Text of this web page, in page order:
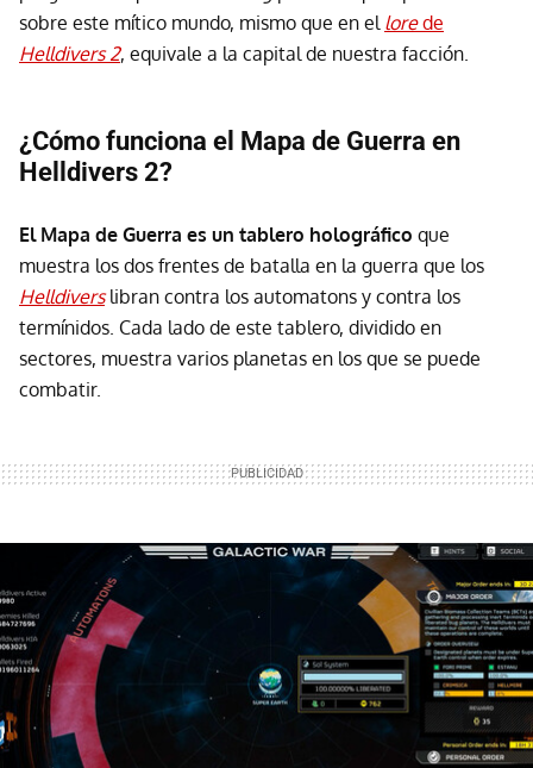
sobre este mítico mundo, mismo que en el lorede
Helldivers 2, equivale a la capital de nuestra facción.
¿Cómo funciona el Mapa de Guerra en
Helldivers 2?
El Mapa de Guerra es un tablero holográfico que
muestra los dos frentes de batalla en la guerra que los
Helldivers libran contra los automatons y contra los
termínidos. Cada lado de este tablero, dividido en
sectores, muestra varios planetas en los que se puede
combatir.